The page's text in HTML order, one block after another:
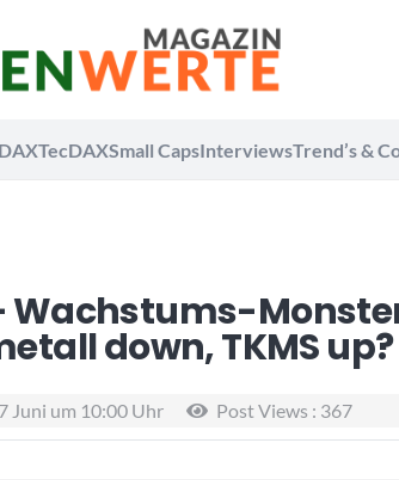
TecDAXSmall CapsInterviewsTrend’s &
Wachstums-
down, TKMS up?
Juni um 10:00 Uhr Post Views : 367